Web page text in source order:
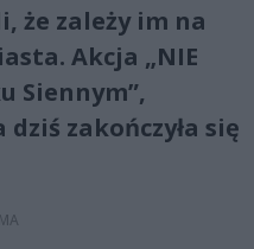
że zależy im na
Akcja „NIE
Siennym”,
zakończyła się